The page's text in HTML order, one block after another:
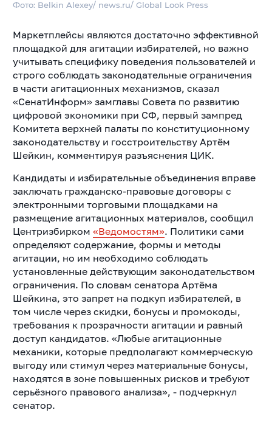
Фото: Belkin Alexey/ news.ru/ Global Look Press
Маркетплейсы являются достаточно эффективной
площадкой для агитации избирателей, но важно
учитывать специфику поведения пользователей и
строго соблюдать законодательные ограничения
в части агитационных механизмов, сказал
«СенатИнформ» замглавы Совета по развитию
цифровой экономики при СФ, первый зампред
Комитета верхней палаты по конституционному
законодательству и госстроительству Артём
Шейкин, комментируя разъяснения ЦИК.
Кандидаты и избирательные объединения вправе
заключать гражданско-правовые договоры с
электронными торговыми площадками на
размещение агитационных материалов, сообщил
Центризбирком «Ведомостям». Политики сами
определяют содержание, формы и методы
агитации, но им необходимо соблюдать
установленные действующим законодательством
ограничения. По словам сенатора Артёма
Шейкина, это запрет на подкуп избирателей, в
том числе через скидки, бонусы и промокоды,
требования к прозрачности агитации и равный
доступ кандидатов. «Любые агитационные
механики, которые предполагают коммерческую
выгоду или стимул через материальные бонусы,
находятся в зоне повышенных рисков и требуют
серьёзного правового анализа», - подчеркнул
сенатор.